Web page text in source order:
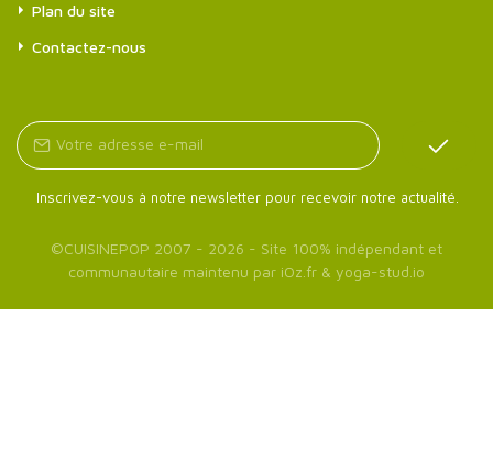
Plan du site
Contactez-nous
Inscrivez-vous à notre newsletter pour recevoir notre actualité.
©CUISINEPOP 2007 - 2026 - Site 100% indépendant et
communautaire maintenu par iOz.fr & yoga-stud.io